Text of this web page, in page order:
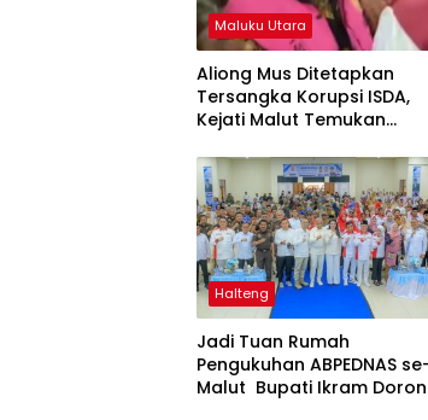
Maluku Utara
Aliong Mus Ditetapkan
Tersangka Korupsi ISDA,
Kejati Malut Temukan
Halteng
Jadi Tuan Rumah
Pengukuhan ABPEDNAS
Malut Bupati Ikram